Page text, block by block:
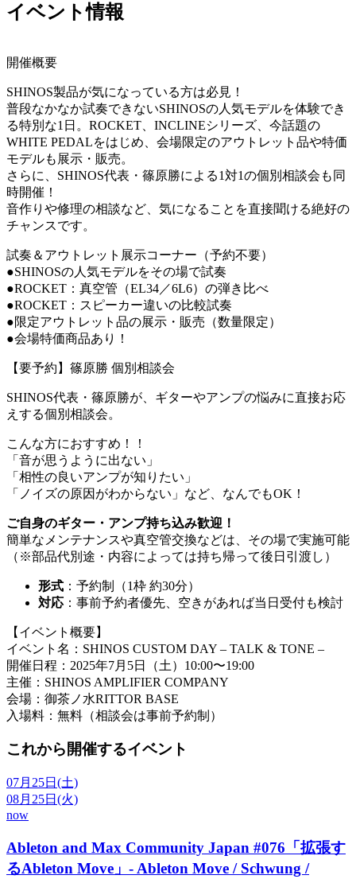
イベント情報
開催概要
SHINOS製品が気になっている方は必見！
普段なかなか試奏できないSHINOSの人気モデルを体験でき
る特別な1日。ROCKET、INCLINEシリーズ、今話題の
WHITE PEDALをはじめ、会場限定のアウトレット品や特価
モデルも展示・販売。
さらに、SHINOS代表・篠原勝による1対1の個別相談会も同
時開催！
音作りや修理の相談など、気になることを直接聞ける絶好の
チャンスです。
試奏＆アウトレット展示コーナー（予約不要）
●SHINOSの人気モデルをその場で試奏
●ROCKET：真空管（EL34／6L6）の弾き比べ
●ROCKET：スピーカー違いの比較試奏
●限定アウトレット品の展示・販売（数量限定）
●会場特価商品あり！
【要予約】篠原勝 個別相談会
SHINOS代表・篠原勝が、ギターやアンプの悩みに直接お応
えする個別相談会。
こんな方におすすめ！！
「音が思うように出ない」
「相性の良いアンプが知りたい」
「ノイズの原因がわからない」など、なんでもOK！
ご自身のギター・アンプ持ち込み歓迎！
簡単なメンテナンスや真空管交換などは、その場で実施可能
（※部品代別途・内容によっては持ち帰って後日引渡し）
形式 ：予約制（1枠 約30分）
対応 ：事前予約者優先、空きがあれば当日受付も検討
【イベント概要】
イベント名：SHINOS CUSTOM DAY – TALK & TONE –
開催日程：2025年7月5日（土）10:00〜19:00
主催：SHINOS AMPLIFIER COMPANY
会場：御茶ノ水RITTOR BASE
入場料：無料（相談会は事前予約制）
これから開催するイベント
07月 25日 (土)
08月 25日 (火)
now
Ableton and Max Community Japan #076「拡張す
るAbleton Move」- Ableton Move / Schwung /